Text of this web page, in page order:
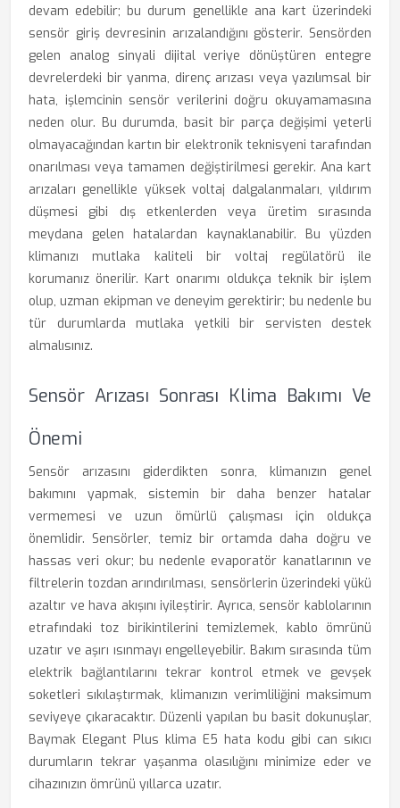
devam edebilir; bu durum genellikle ana kart üzerindeki
sensör giriş devresinin arızalandığını gösterir. Sensörden
gelen analog sinyali dijital veriye dönüştüren entegre
devrelerdeki bir yanma, direnç arızası veya yazılımsal bir
hata, işlemcinin sensör verilerini doğru okuyamamasına
neden olur. Bu durumda, basit bir parça değişimi yeterli
olmayacağından kartın bir elektronik teknisyeni tarafından
onarılması veya tamamen değiştirilmesi gerekir. Ana kart
arızaları genellikle yüksek voltaj dalgalanmaları, yıldırım
düşmesi gibi dış etkenlerden veya üretim sırasında
meydana gelen hatalardan kaynaklanabilir. Bu yüzden
klimanızı mutlaka kaliteli bir voltaj regülatörü ile
korumanız önerilir. Kart onarımı oldukça teknik bir işlem
olup, uzman ekipman ve deneyim gerektirir; bu nedenle bu
tür durumlarda mutlaka yetkili bir servisten destek
almalısınız.
Sensör Arızası Sonrası Klima Bakımı Ve
Önemi
Sensör arızasını giderdikten sonra, klimanızın genel
bakımını yapmak, sistemin bir daha benzer hatalar
vermemesi ve uzun ömürlü çalışması için oldukça
önemlidir. Sensörler, temiz bir ortamda daha doğru ve
hassas veri okur; bu nedenle evaporatör kanatlarının ve
filtrelerin tozdan arındırılması, sensörlerin üzerindeki yükü
azaltır ve hava akışını iyileştirir. Ayrıca, sensör kablolarının
etrafındaki toz birikintilerini temizlemek, kablo ömrünü
uzatır ve aşırı ısınmayı engelleyebilir. Bakım sırasında tüm
elektrik bağlantılarını tekrar kontrol etmek ve gevşek
soketleri sıkılaştırmak, klimanızın verimliliğini maksimum
seviyeye çıkaracaktır. Düzenli yapılan bu basit dokunuşlar,
Baymak Elegant Plus klima E5 hata kodu gibi can sıkıcı
durumların tekrar yaşanma olasılığını minimize eder ve
cihazınızın ömrünü yıllarca uzatır.